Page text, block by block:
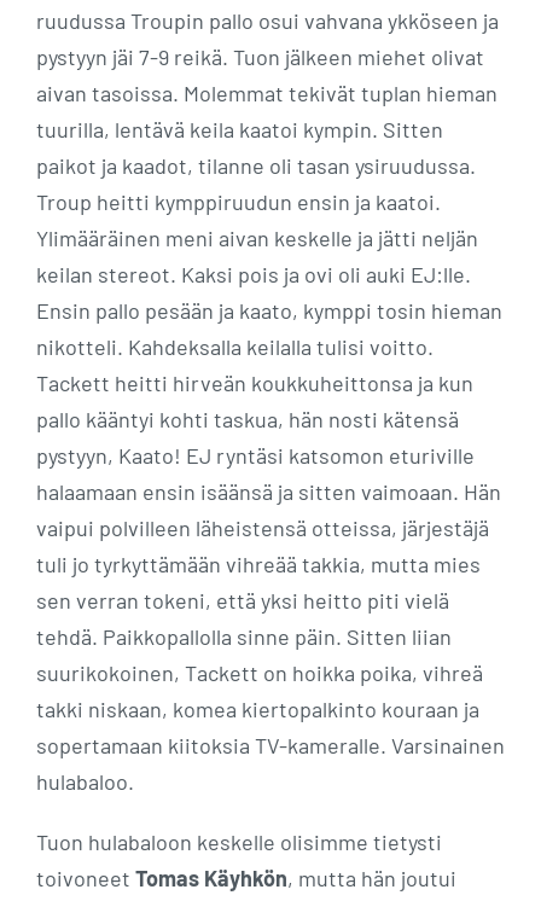
ruudussa Troupin pallo osui vahvana ykköseen ja
pystyyn jäi 7-9 reikä. Tuon jälkeen miehet olivat
aivan tasoissa. Molemmat tekivät tuplan hieman
tuurilla, lentävä keila kaatoi kympin. Sitten
paikot ja kaadot, tilanne oli tasan ysiruudussa.
Troup heitti kymppiruudun ensin ja kaatoi.
Ylimääräinen meni aivan keskelle ja jätti neljän
keilan stereot. Kaksi pois ja ovi oli auki EJ:lle.
Ensin pallo pesään ja kaato, kymppi tosin hieman
nikotteli. Kahdeksalla keilalla tulisi voitto.
Tackett heitti hirveän koukkuheittonsa ja kun
pallo kääntyi kohti taskua, hän nosti kätensä
pystyyn, Kaato! EJ ryntäsi katsomon eturiville
halaamaan ensin isäänsä ja sitten vaimoaan. Hän
vaipui polvilleen läheistensä otteissa, järjestäjä
tuli jo tyrkyttämään vihreää takkia, mutta mies
sen verran tokeni, että yksi heitto piti vielä
tehdä. Paikkopallolla sinne päin. Sitten liian
suurikokoinen, Tackett on hoikka poika, vihreä
takki niskaan, komea kiertopalkinto kouraan ja
sopertamaan kiitoksia TV-kameralle. Varsinainen
hulabaloo.
Tuon hulabaloon keskelle olisimme tietysti
toivoneet Tomas Käyhkön, mutta hän joutui